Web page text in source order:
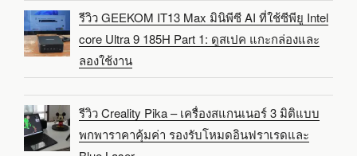
รีวิว GEEKOM IT13 Max มินิพีซี AI ที่ใช้ซีพียู Intel
core Ultra 9 185H Part 1: ดูสเปค แกะกล่องและ
ลองใช้งาน
รีวิว Creality Pika – เครื่องสแกนเนอร์ 3 มิติแบบ
พกพาราคาคุ้มค่า รองรับโหมดอินฟราเรดและ